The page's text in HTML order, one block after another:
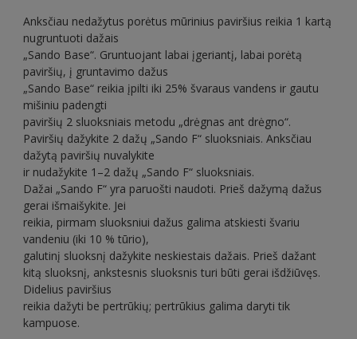
Anksčiau nedažytus porėtus mūrinius paviršius reikia 1 kartą
nugruntuoti dažais
„Sando Base“. Gruntuojant labai įgeriantį, labai porėtą
paviršių, į gruntavimo dažus
„Sando Base“ reikia įpilti iki 25% švaraus vandens ir gautu
mišiniu padengti
paviršių 2 sluoksniais metodu „drėgnas ant drėgno“.
Paviršių dažykite 2 dažų „Sando F“ sluoksniais. Anksčiau
dažytą paviršių nuvalykite
ir nudažykite 1–2 dažų „Sando F“ sluoksniais.
Dažai „Sando F“ yra paruošti naudoti. Prieš dažymą dažus
gerai išmaišykite. Jei
reikia, pirmam sluoksniui dažus galima atskiesti švariu
vandeniu (iki 10 % tūrio),
galutinį sluoksnį dažykite neskiestais dažais. Prieš dažant
kitą sluoksnį, ankstesnis sluoksnis turi būti gerai išdžiūvęs.
Didelius paviršius
reikia dažyti be pertrūkių; pertrūkius galima daryti tik
kampuose.